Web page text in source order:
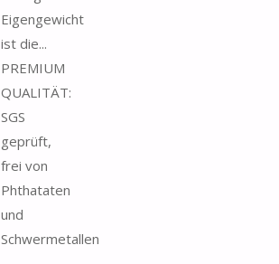
Eigengewicht
ist die...
PREMIUM
QUALITÄT:
SGS
geprüft,
frei von
Phthataten
und
Schwermetallen